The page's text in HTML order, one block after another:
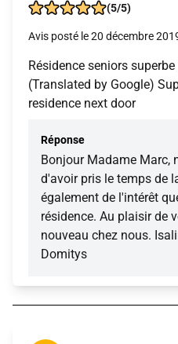
(5/5)
Avis posté le 20 décembre
Résidence seniors
(Translated by Google)
residence next door
Réponse
Bonjour Madame Marc,
d'avoir pris le temps de
également de l'intérêt
résidence. Au plaisir de
nouveau chez nous.
Domitys